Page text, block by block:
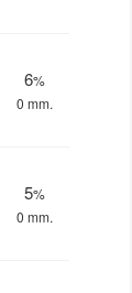
6%
0 mm.
5%
0 mm.